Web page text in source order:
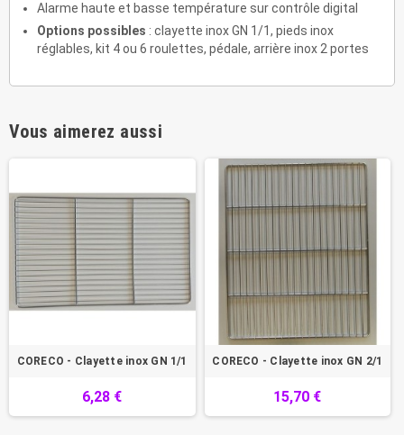
Alarme haute et basse température sur contrôle digital
Options possibles : clayette inox GN 1/1, pieds inox
réglables, kit 4 ou 6 roulettes, pédale, arrière inox 2 portes
Vous aimerez aussi
CORECO - Clayette inox GN 1/1
6,28 €
CORECO - Clayette inox GN 2/1
15,70 €